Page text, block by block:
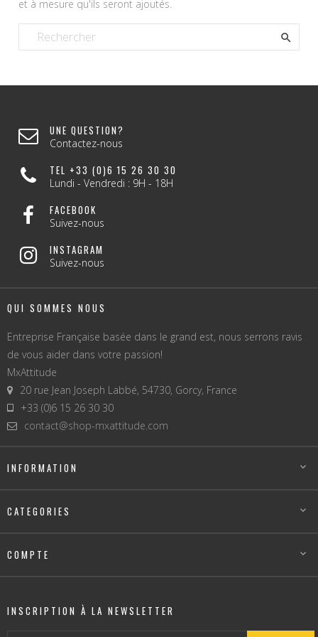
et à mesure qu'ils seront ajoutés.

UNE QUESTION?
Contactez-nous
TEL +33 (0)6 15 26 30 30
Lundi - Vendredi : 9H - 18H
FACEBOOK
Suivez-nous
INSTAGRAM
Suivez-nous
QUI SOMMES NOUS
Entreprise Française basée dans le grand est, nous serrons ravis
de vous aider dans votre passion!
MxAttitude
20 rue Jean Joseph Labbé, 54730, Gorcy, France
+33 (0)6 15 26 30 30
contact@shop-mxattitude.com
INFORMATION 
CATEGORIES 
COMPTE 
INSCRIPTION À LA NEWSLETTER